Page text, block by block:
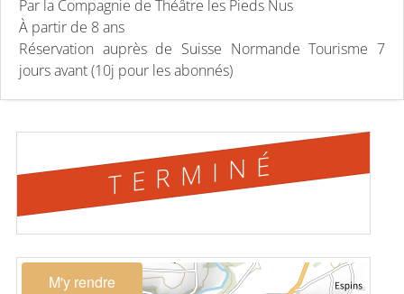
Par la Compagnie de Théâtre les Pieds Nus
À partir de 8 ans
Réservation auprès de Suisse Normande Tourisme 7
jours avant (10j pour les abonnés)
TERMINÉ
M'y rendre